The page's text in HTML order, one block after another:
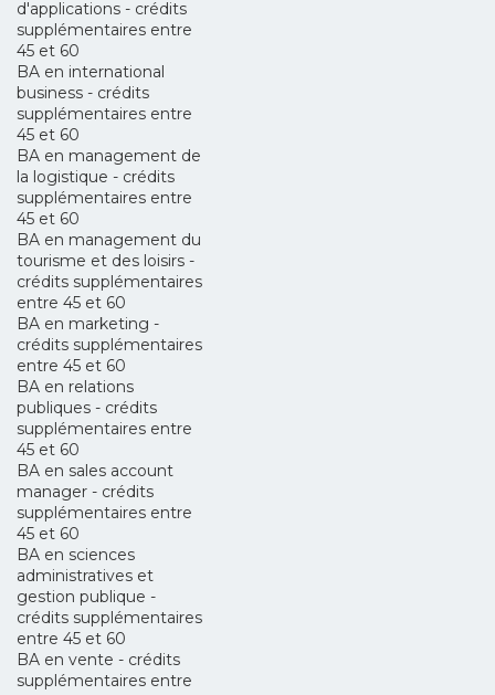
d'applications - crédits
supplémentaires entre
45 et 60
BA en international
business - crédits
supplémentaires entre
45 et 60
BA en management de
la logistique - crédits
supplémentaires entre
45 et 60
BA en management du
tourisme et des loisirs -
crédits supplémentaires
entre 45 et 60
BA en marketing -
crédits supplémentaires
entre 45 et 60
BA en relations
publiques - crédits
supplémentaires entre
45 et 60
BA en sales account
manager - crédits
supplémentaires entre
45 et 60
BA en sciences
administratives et
gestion publique -
crédits supplémentaires
entre 45 et 60
BA en vente - crédits
supplémentaires entre